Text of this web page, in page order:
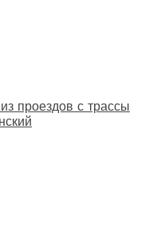
проездов с трассы